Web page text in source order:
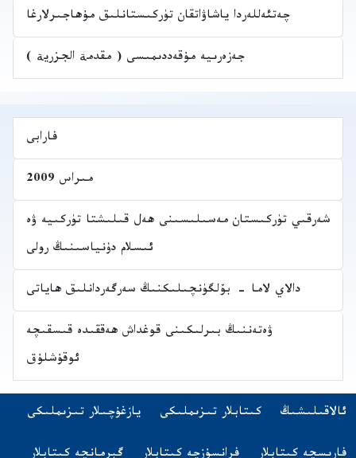
چەتئەللەردا ياشاۋاتقان تۈركىستانلىق مۇھاجىرلارغا
جەزەرىيە مۇقەددىمىسى ( مقدمة الجزرية )
فارابى
مىراس 2009
شەرقىي تۈركىستان مەسىلىسىنى ھەل قىلىشتا تۈركىيە ۋە
ئىسلام دۇنياسىنىڭ رولى
دالاي لاما - بۆلگۈنچىلىكنىڭ سەرگەردانلىق ھاياتى
ۋەتەننىڭ بىرلىكىنى قوغداش ھەققىدە قىسقىچە
ئوقۇشلۇق
Navigation
ئالاقىلىشىڭ كىتابلار تىزىملىكى
(opens in new tab) يازغۇچىلار تىزىملىكى
باشقا تىلدىكى كىتابلار
(opens in new tab)
(opens in new tab)
(opens in new tab)